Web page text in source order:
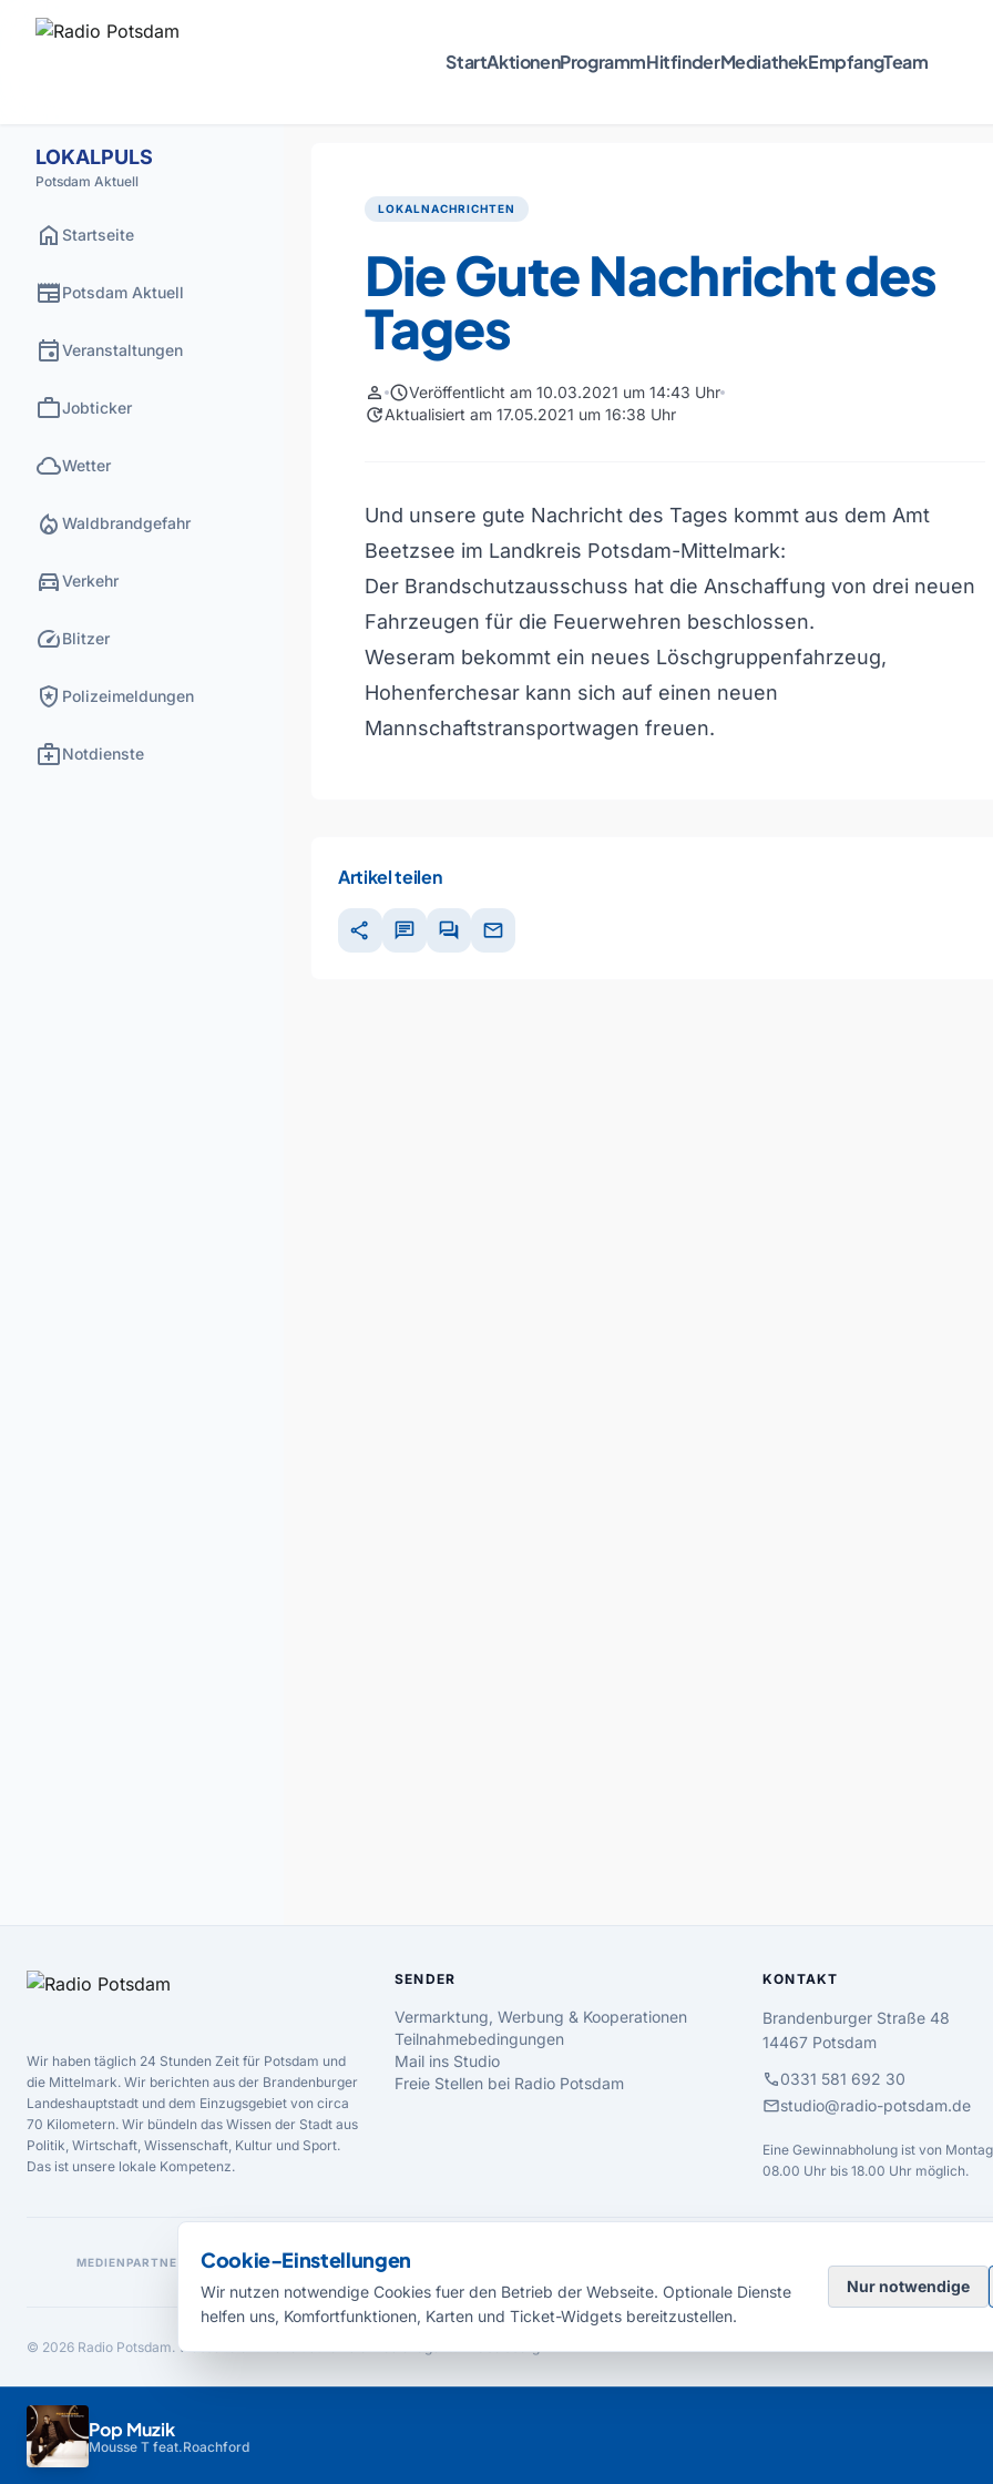
StartAktionenProgrammHitfinderMediathekEmpfangTeam
LOKALPULS
Potsdam Aktuell
home Startseite
newspaperPotsdam Aktuell
eventVeranstaltungen
workJobticker
cloudWetter
local_fire_department Waldbrandgefahr
directions_carVerkehr
speedBlitzer
local_police Polizeimeldungen
medical_servicesNotdienste
LOKALNACHRICHTEN
Die Gute Nachricht des
Tages
person scheduleVeröffentlicht am 10.03.2021 um 14:43 Uhr
updateAktualisiert am 17.05.2021 um 16:38 Uhr
Und unsere gute Nachricht des Tages kommt aus dem Amt
Beetzsee im Landkreis Potsdam-Mittelmark:
Der Brandschutzausschuss hat die Anschaffung von drei neuen
Fahrzeugen für die Feuerwehren beschlossen.
Weseram bekommt ein neues Löschgruppenfahrzeug,
Hohenferchesar kann sich auf einen neuen
Mannschaftstransportwagen freuen.
Artikel teilen
share chat forum mail
Pop Muzik
Mousse T feat.Roachford
Wir haben täglich 24 Stunden Zeit für Potsdam und
die Mittelmark. Wir berichten aus der Brandenburger
Landeshauptstadt und dem Einzugsgebiet von circa
70 Kilometern. Wir bündeln das Wissen der Stadt aus
Politik, Wirtschaft, Wissenschaft, Kultur und Sport.
Das ist unsere lokale Kompetenz.
SENDER
Vermarktung, Werbung & Kooperationen
Teilnahmebedingungen
Mail ins Studio
Freie Stellen bei Radio Potsdam
KONTAKT
Brandenburger Straße 48
14467 Potsdam
call0331 581 692 30
mailstudio@radio-potsdam.de
Eine Gewinnabholung ist von
08.00 Uhr bis 18.00 Uhr möglich.
MEDIENPARTNER
© 2026 Radio Potsdam. Webseite entwickelt durch dieMedienagentur Babelsberg
Cookie-Einstellungen
Wir nutzen notwendige Cookies fuer den Betrieb der Webseite. Optionale Dienste
helfen uns, Komfortfunktionen, Karten und Ticket-Widgets bereitzustellen.
Nur notwendige